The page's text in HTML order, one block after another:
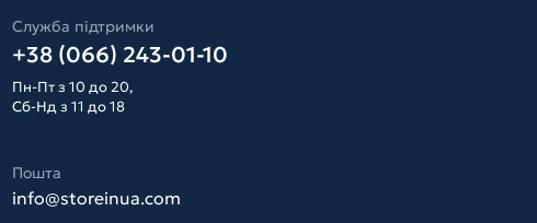
Служба підтримки
+38 (066) 243-01-10
Пн-Пт з 10 до 20,
Сб-Нд з 11 до 18
Пошта
info@storeinua.com